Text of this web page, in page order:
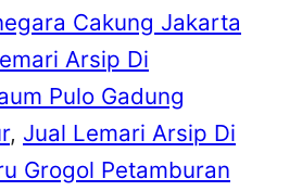
Cakung Jakarta
Arsip Di
Pulo Gadung
, Jual Lemari Arsip Di
Grogol Petamburan